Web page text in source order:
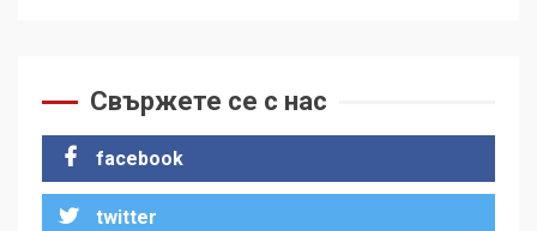
Свържете се с нас
facebook
twitter